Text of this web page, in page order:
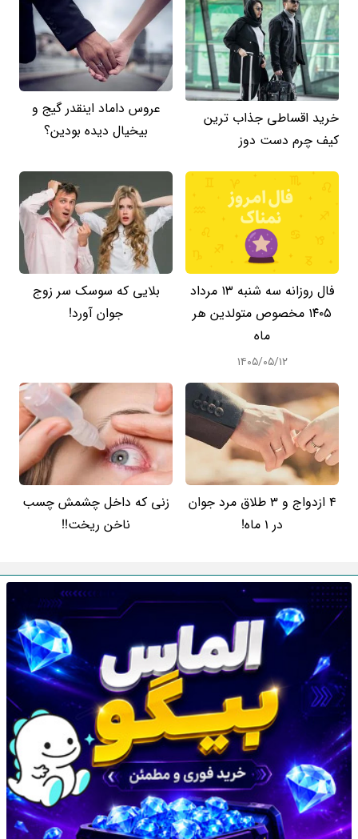
خرید اقساطی جذاب ترین
کیف چرم دست دوز
عروس داماد اینقدر گیج و
بیخیال دیده بودین؟
فال روزانه سه شنبه ۱۳ مرداد
۱۴۰۵ مخصوص متولدین هر
ماه
۱۴۰۵/۰۵/۱۲
بلایی که سوسک سر زوج
جوان آورد!
4 ازدواج و 3 طلاق مرد جوان
در 1 ماه!
زنی که داخل چشمش چسب
ناخن ریخت!!